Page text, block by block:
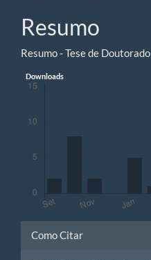
principal
Resumo
Resumo - Tese de Doutorado
Downloads
Detalhes
Como Citar